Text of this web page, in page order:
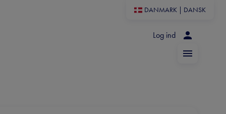
DANMARK DANSK
Log ind